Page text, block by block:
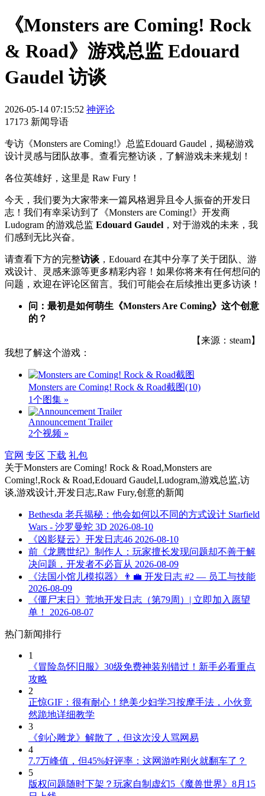
《Monsters are Coming! Rock
& Road》游戏总监 Edouard
Gaudel 访谈
2026-05-14 07:15:52 神评论
17173 新闻导语
专访《Monsters are Coming!》总监Edouard Gaudel，揭秘游戏
设计灵感与团队故事。查看完整访谈，了解游戏未来规划！
各位英雄好，这里是 Raw Fury！
今天，我们要为大家带来一篇风格迥异且令人振奋的开发日
志！我们有幸采访到了《Monsters are Coming!》开发商
Ludogram 的游戏总监 Edouard Gaudel ，对于游戏的未来，我
们感到无比兴奋。
请查看下方的完整访谈 ，Edouard 在其中分享了关于团队、游
戏设计、灵感来源等更多精彩内容！如果你将来有任何想问的
问题，欢迎在评论区留言。我们可能会在后续推出更多访谈！
问：最初是如何萌生《Monsters Are Coming》这个创意
的？
【来源：steam】
我想了解这个游戏：
Monsters are Coming! Rock & Road截图(10)
1个图集 »
Announcement Trailer
2个视频 »
官网 专区 下载 礼包
关于Monsters are Coming! Rock & Road,Monsters are
Coming!,Rock & Road,Edouard Gaudel,Ludogram,游戏总监,访
谈,游戏设计,开发日志,Raw Fury,创意的新闻
Bethesda 老兵揭秘：他会如何以不同的方式设计 Starfield
Wars - 沙罗曼蛇 3D 2026-08-10
《凶影疑云》开发日志46 2026-08-10
前《龙腾世纪》制作人：玩家擅长发现问题却不善于解
决问题，开发者不必盲从 2026-08-09
《法国小馆儿模拟器》👨‍💼 开发日志 #2 — 员工与技能
2026-08-09
《僵尸末日》荒地开发日志（第79周）| 立即加入愿望
单！
2026-08-07
热门新闻排行
1
《冒险岛怀旧服》30级免费神装别错过！新手必看重点
攻略
2
正惊GIF：很有耐心！绝美少妇学习按摩手法，小伙竟
然跪地详细教学
3
《剑心雕龙》解散了，但这次没人骂网易
4
7.7万峰值，但45%好评率：这网游咋刚火就翻车了？
5
版权问题随时下架？玩家自制虚幻5《魔兽世界》8月15